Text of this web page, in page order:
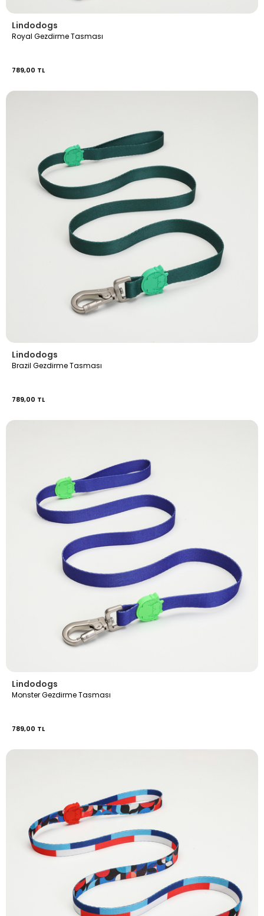
Lindodogs
Royal Gezdirme Tasması
789,00 TL
Lindodogs
Brazil Gezdirme Tasması
789,00 TL
Lindodogs
Monster Gezdirme Tasması
789,00 TL